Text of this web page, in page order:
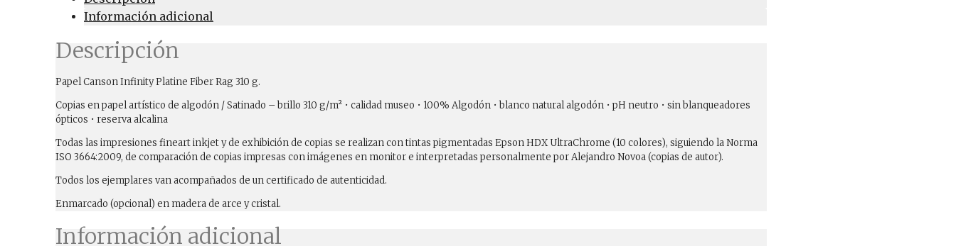
Información adicional
Descripción
Papel Canson Infinity Platine Fiber Rag 310 g.
Copias en papel artístico de algodón / Satinado – brillo 310 g/m² • calidad museo • 100% Algodón • blanco natural algodón • pH neutro • sin blanqueadores
ópticos • reserva alcalina
Todas las impresiones fineart inkjet y de exhibición de copias se realizan con tintas pigmentadas Epson HDX UltraChrome (10 colores), siguiendo la Norma
ISO 3664:2009, de comparación de copias impresas con imágenes en monitor e interpretadas personalmente por Alejandro Novoa (copias de autor).
Todos los ejemplares van acompañados de un certificado de autenticidad.
Enmarcado (opcional) en madera de arce y cristal.
Información adicional